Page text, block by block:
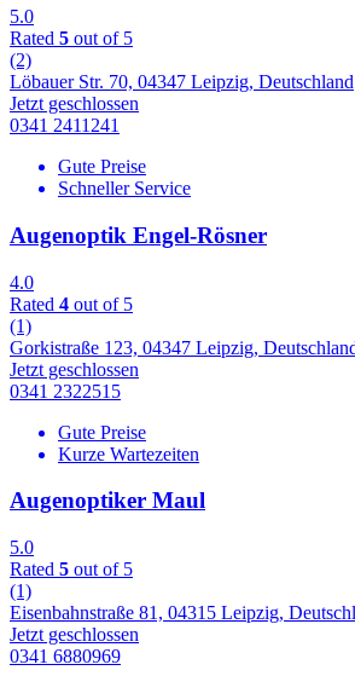
5.0
Rated 5 out of 5
(2)
Löbauer Str. 70, 04347 Leipzig, Deutschland
Jetzt geschlossen
0341 2411241
Gute Preise
Schneller Service
Augenoptik Engel-Rösner
4.0
Rated 4 out of 5
(1)
Gorkistraße 123, 04347 Leipzig,
Jetzt geschlossen
0341 2322515
Gute Preise
Kurze Wartezeiten
Augenoptiker Maul
5.0
Rated 5 out of 5
(1)
Eisenbahnstraße 81, 04315 Leipzig,
Jetzt geschlossen
0341 6880969